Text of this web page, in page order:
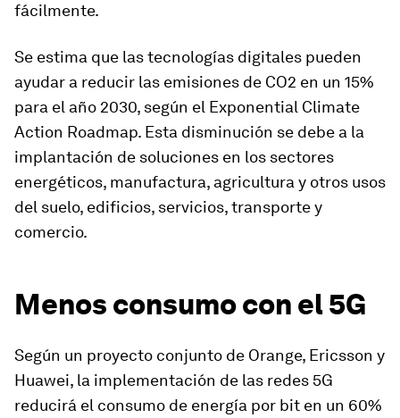
fácilmente.
Se estima que las tecnologías digitales pueden
ayudar a reducir las emisiones de CO2 en un 15%
para el año 2030, según el Exponential Climate
Action Roadmap. Esta disminución se debe a la
implantación de soluciones en los sectores
energéticos, manufactura, agricultura y otros usos
del suelo, edificios, servicios, transporte y
comercio.
Menos consumo con el 5G
Según un proyecto conjunto de Orange, Ericsson y
Huawei, la implementación de las redes 5G
reducirá el consumo de energía por bit en un 60%